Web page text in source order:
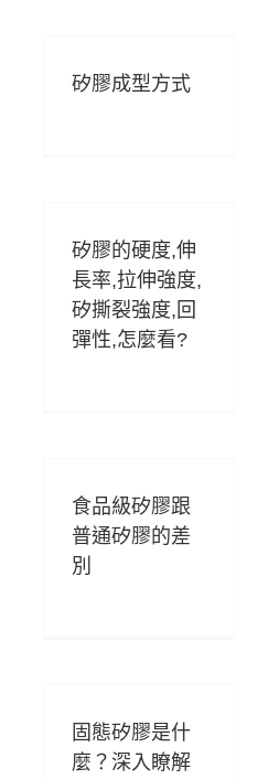
矽膠成型方式
矽膠的硬度,伸
長率,拉伸強度,
矽撕裂強度,回
彈性,怎麼看?
食品級矽膠跟
普通矽膠的差
別
固態矽膠是什
麼？深入瞭解